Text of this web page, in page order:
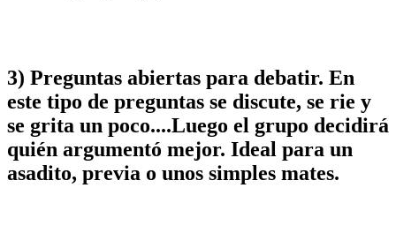
3) Preguntas abiertas para debatir. En
este tipo de preguntas se discute, se rie y
se grita un poco....Luego el grupo decidirá
quién argumentó mejor. Ideal para un
asadito, previa o unos simples mates.